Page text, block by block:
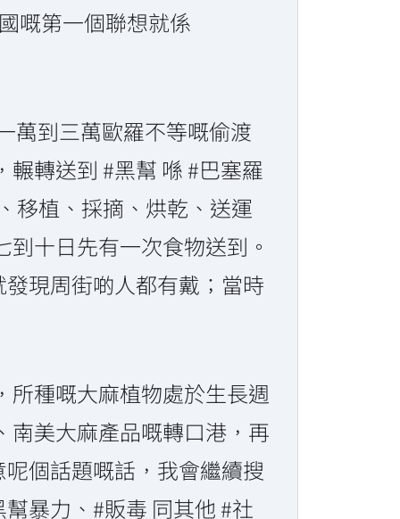
嘅第一個聯想就係
萬到三萬歐羅不等嘅偷渡
轉送到 #黑幫 喺 #巴塞羅
移植、採摘、烘乾、送運
十日先有一次食物送到。
現周街啲人都有戴；當時
種嘅大麻植物處於生長週
南美大麻產品嘅轉口港，再
個話題嘅話，我會繼續搜
暴力、#販毒 同其他 #社